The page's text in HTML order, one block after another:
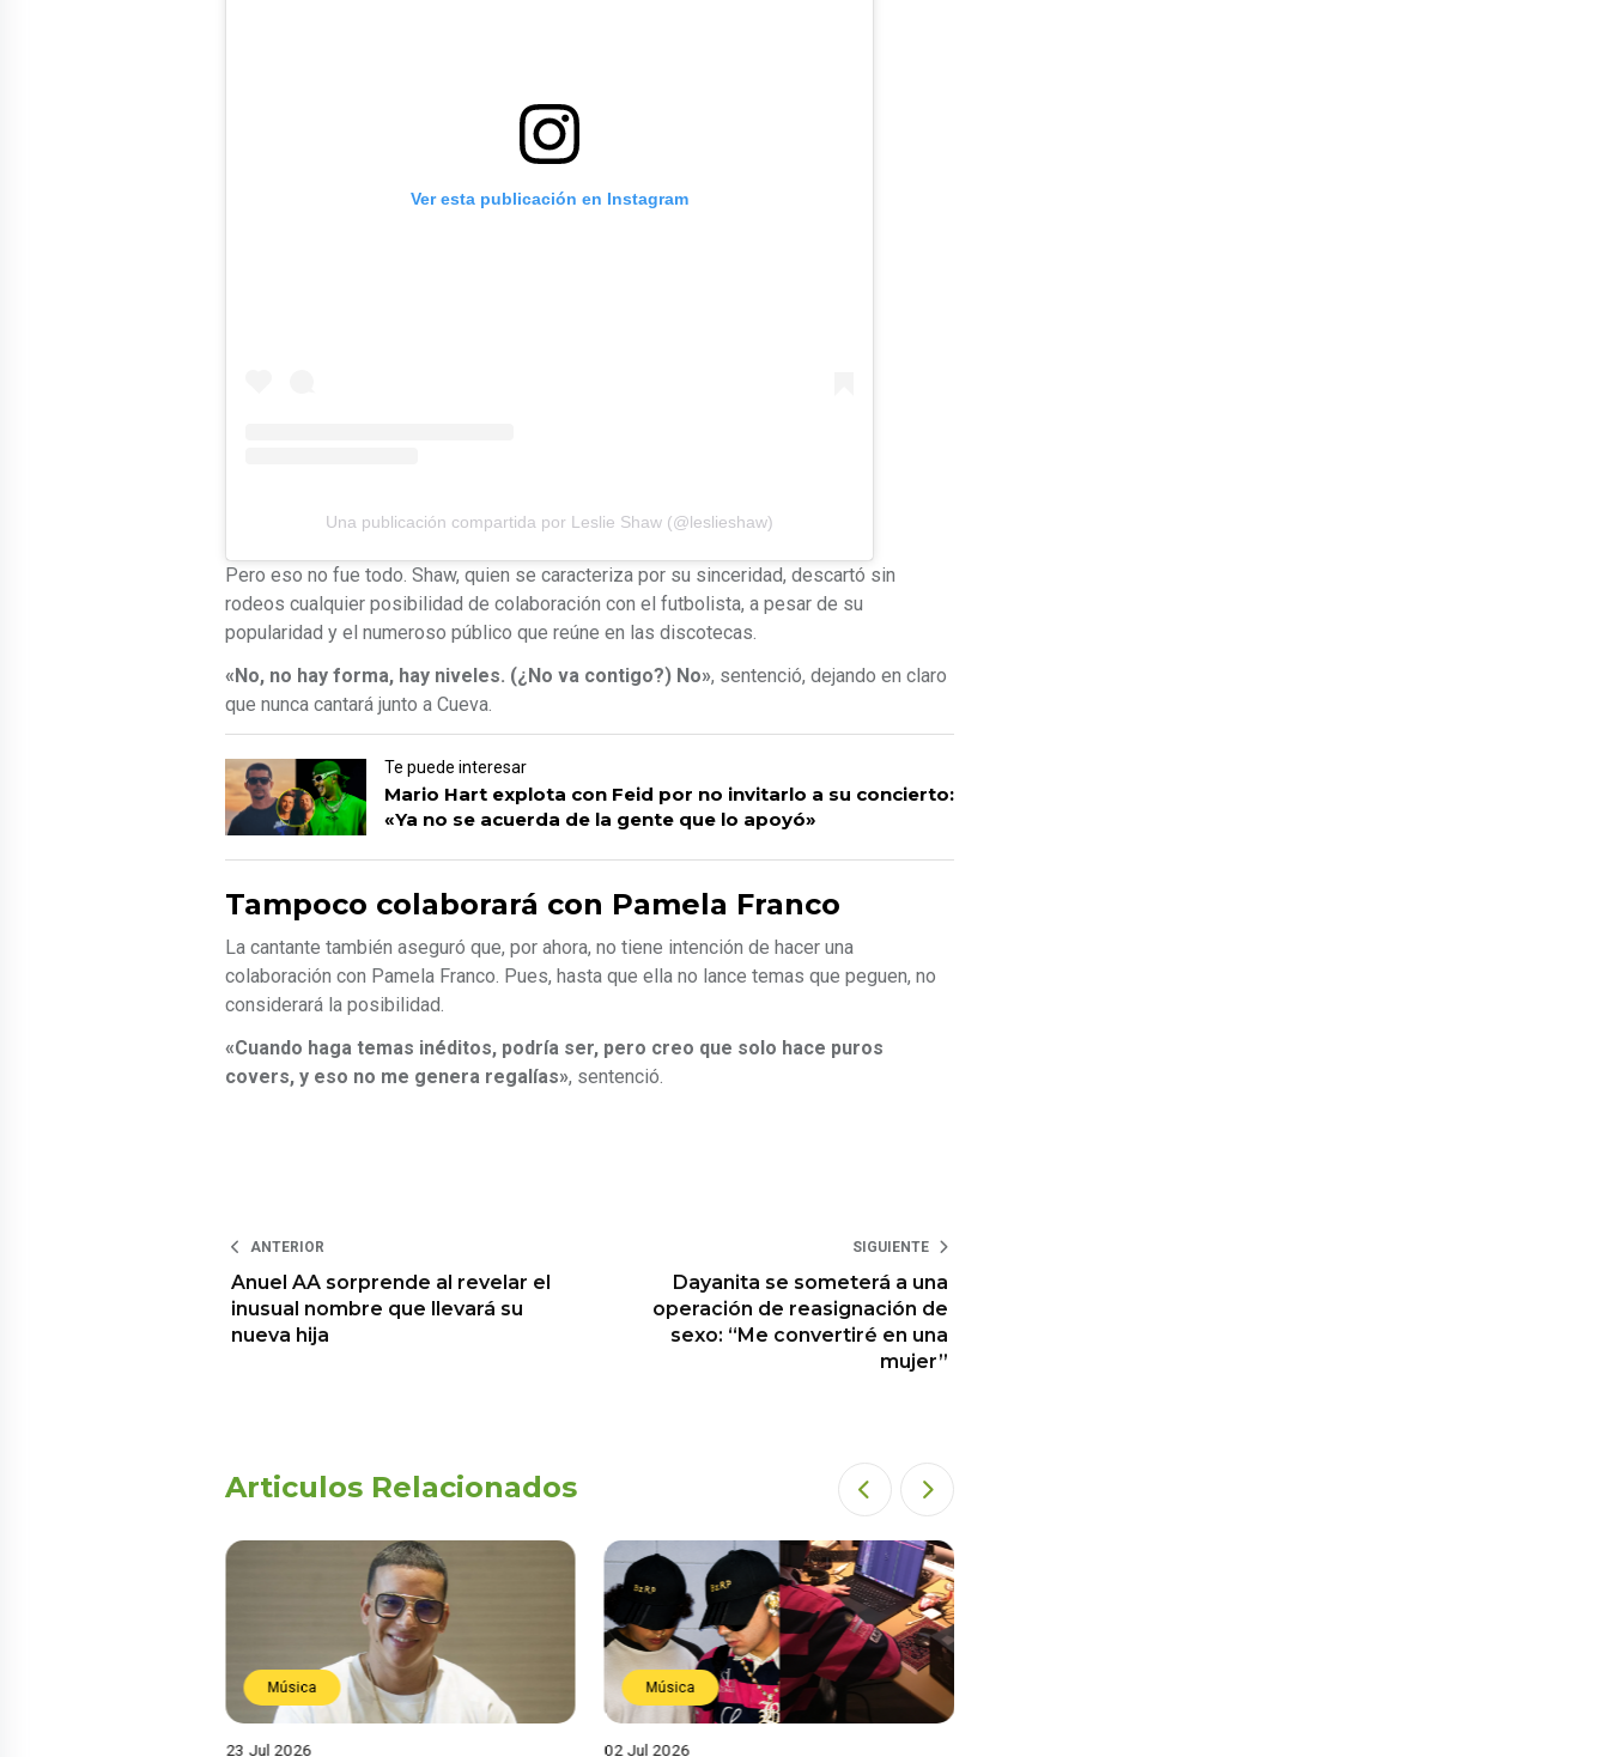
Ver esta publicación en Instagram
Una publicación compartida por Leslie Shaw (@leslieshaw)
Pero eso no fue todo. Shaw, quien se caracteriza por su sinceridad, descartó sin
rodeos cualquier posibilidad de colaboración con el futbolista, a pesar de su
popularidad y el numeroso público que reúne en las discotecas.
«No, no hay forma, hay niveles. (¿No va contigo?) No», sentenció, dejando en claro
que nunca cantará junto a Cueva.
Te puede interesar
Mario Hart explota con Feid por no invitarlo a su concierto:
«Ya no se acuerda de la gente que lo apoyó»
Tampoco colaborará con Pamela Franco
La cantante también aseguró que, por ahora, no tiene intención de hacer una
colaboración con Pamela Franco. Pues, hasta que ella no lance temas que peguen, no
considerará la posibilidad.
«Cuando haga temas inéditos, podría ser, pero creo que solo hace puros
covers, y eso no me genera regalías», sentenció.
ANTERIOR
Anuel AA sorprende al revelar el
inusual nombre que llevará su
nueva hija
SIGUIENTE
Dayanita se someterá a una
operación de reasignación de
sexo: “Me convertiré en una
mujer”
Articulos Relacionados
Música
23 Jul 2026
Música
02 Jul 2026